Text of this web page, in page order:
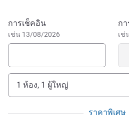
Antofagasta Airport. As the Pearl
enchants its visitors with its
Antofagasta include several
If you have time, discover other
like Atacama Desert and its
La Chimba Wetland, a green
desert. Don't wait; book now!
จองโรงแรมนี้
การเช็คอิน
เช่น 13/08/2026
กา
เช่
1 ห้อง, 1 ผู้ใหญ่
ราคาพิเศษ